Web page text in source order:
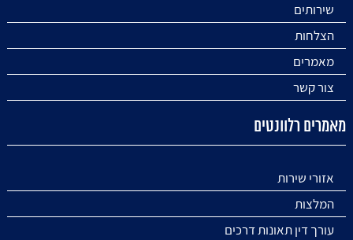
שירותים
הצלחות
מאמרים
צור קשר
מאמרים רלוונטים
אזורי שירות
המלצות
עורך דין תאונות דרכים